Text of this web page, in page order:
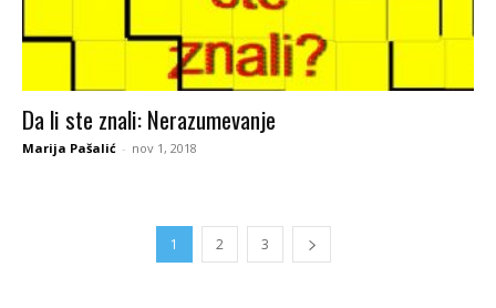
Da li ste znali: Nerazumevanje
Marija Pašalić - nov 1, 2018
1 2 3